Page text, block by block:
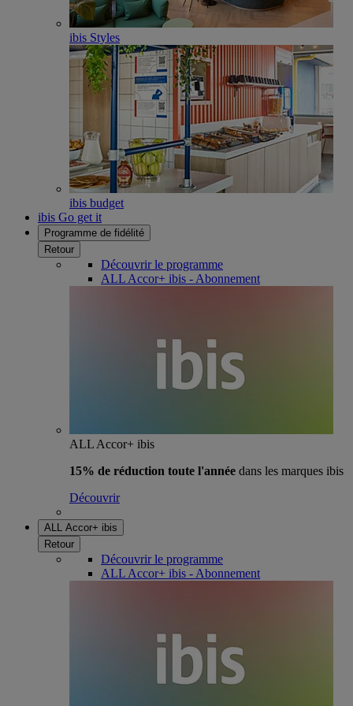
ibis Styles
ibis budget
ibis Go get it
Programme de fidélité
Retour
Découvrir le programme
ALL Accor+ ibis - Abonnement
ALL Accor+ ibis
15% de réduction toute l'année dans les marques ibis
Découvrir
ALL Accor+ ibis
Retour
Découvrir le programme
ALL Accor+ ibis - Abonnement